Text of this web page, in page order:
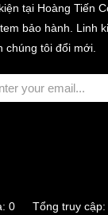
tại Hoàng Tiến
bảo hành. Linh
chúng tôi đổi mới.
0 Tổng truy cập: